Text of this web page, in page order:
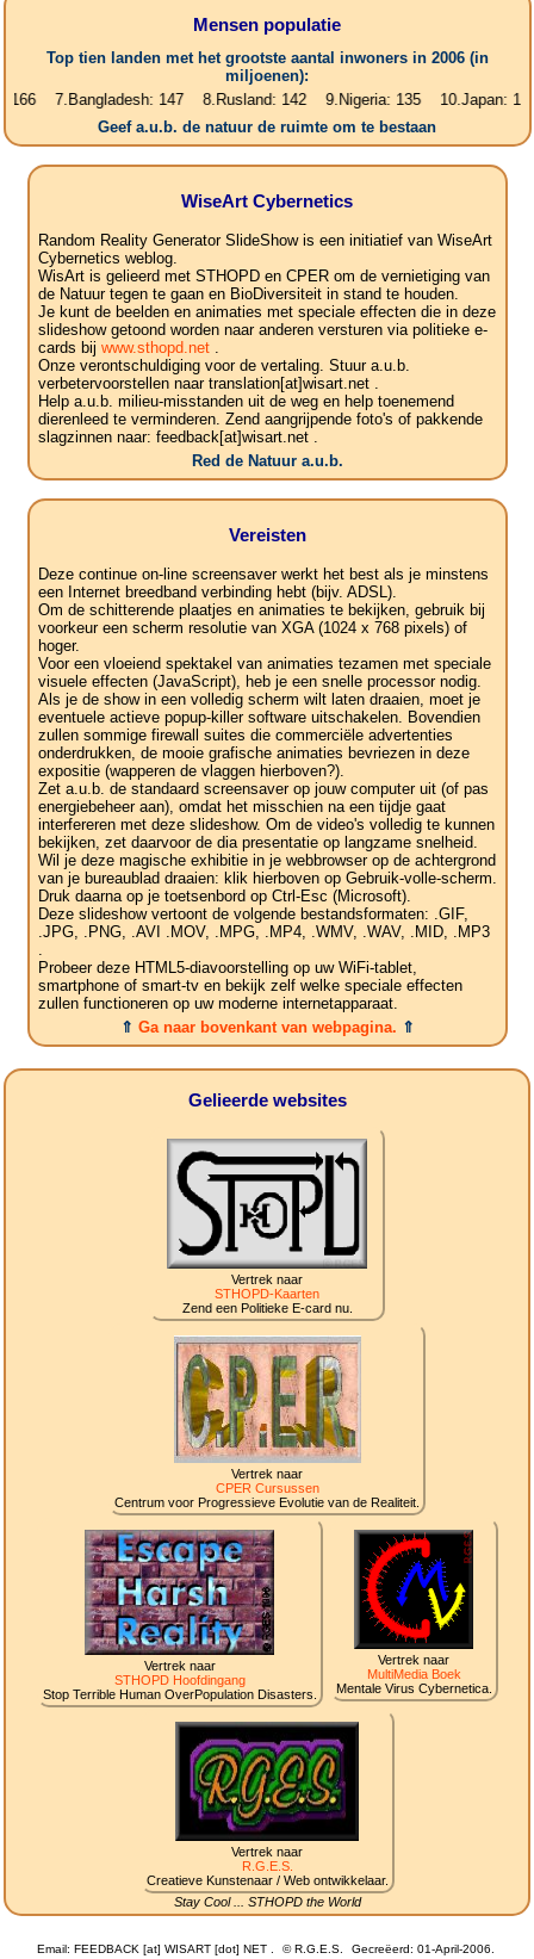
Mensen populatie
Top tien landen met het grootste aantal inwoners in 2006 (in
miljoenen):
147 8.Rusland: 142 9.Nigeria: 135 10.Japan: 128 miljoen
Geef a.u.b. de natuur de ruimte om te bestaan
WiseArt Cybernetics
Random Reality Generator SlideShow is een initiatief van WiseArt
Cybernetics weblog.
WisArt is gelieerd met STHOPD en CPER om de vernietiging van
de Natuur tegen te gaan en BioDiversiteit in stand te houden.
Je kunt de beelden en animaties met speciale effecten die in deze
slideshow getoond worden naar anderen versturen via politieke e-
cards bij www.sthopd.net.
Onze verontschuldiging voor de vertaling. Stuur a.u.b.
verbetervoorstellen naar translation[at]wisart.net .
Help a.u.b. milieu-misstanden uit de weg en help toenemend
dierenleed te verminderen. Zend aangrijpende foto's of pakkende
slagzinnen naar: feedback[at]wisart.net .
Red de Natuur a.u.b.
Vereisten
Deze continue on-line screensaver werkt het best als je minstens
een Internet breedband verbinding hebt (bijv. ADSL).
Om de schitterende plaatjes en animaties te bekijken, gebruik bij
voorkeur een scherm resolutie van XGA (1024 x 768 pixels) of
hoger.
Voor een vloeiend spektakel van animaties tezamen met speciale
visuele effecten (JavaScript), heb je een snelle processor nodig.
Als je de show in een volledig scherm wilt laten draaien, moet je
eventuele actieve popup-killer software uitschakelen. Bovendien
zullen sommige firewall suites die commerciële advertenties
onderdrukken, de mooie grafische animaties bevriezen in deze
expositie (wapperen de vlaggen hierboven?).
Zet a.u.b. de standaard screensaver op jouw computer uit (of pas
energiebeheer aan), omdat het misschien na een tijdje gaat
interfereren met deze slideshow. Om de video's volledig te kunnen
bekijken, zet daarvoor de dia presentatie op langzame snelheid.
Wil je deze magische exhibitie in je webbrowser op de achtergrond
van je bureaublad draaien: klik hierboven op Gebruik-volle-scherm.
Druk daarna op je toetsenbord op Ctrl-Esc (Microsoft).
Deze slideshow vertoont de volgende bestandsformaten: .GIF,
.JPG, .PNG, .AVI .MOV, .MPG, .MP4, .WMV, .WAV, .MID, .MP3
.
Probeer deze HTML5-diavoorstelling op uw WiFi-tablet,
smartphone of smart-tv en bekijk zelf welke speciale effecten
zullen functioneren op uw moderne internetapparaat.
⇑ Ga naar bovenkant van webpagina. ⇑
Gelieerde websites
Vertrek naar
STHOPD-Kaarten
Zend een Politieke E-card nu.
Vertrek naar
CPER Cursussen
Centrum voor Progressieve Evolutie van de Realiteit.
Vertrek naar
STHOPD Hoofdingang
Stop Terrible Human OverPopulation Disasters.
Vertrek naar
MultiMedia Boek
Mentale Virus Cybernetica.
Vertrek naar
R.G.E.S.
Creatieve Kunstenaar / Web ontwikkelaar.
Stay Cool ... STHOPD the World
Email: FEEDBACK [at] WISART [dot] NET . ©R.G.E.S.
Gecreëerd: 01-April-2006.